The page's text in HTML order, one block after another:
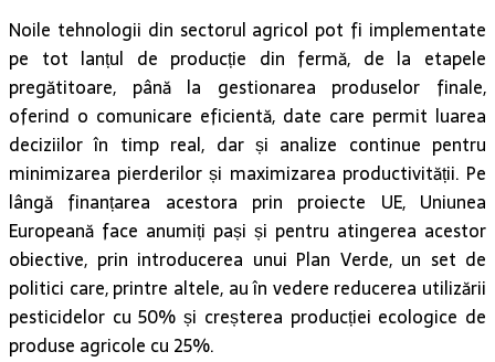
Noile tehnologii din sectorul agricol pot fi implementate
pe tot lanțul de producție din fermă, de la etapele
pregătitoare, până la gestionarea produselor finale,
oferind o comunicare eficientă, date care permit luarea
deciziilor în timp real, dar și analize continue pentru
minimizarea pierderilor și maximizarea productivității. Pe
lângă finanțarea acestora prin proiecte UE, Uniunea
Europeană face anumiți pași și pentru atingerea acestor
obiective, prin introducerea unui Plan Verde, un set de
politici care, printre altele, au în vedere reducerea utilizării
pesticidelor cu 50% și creșterea producției ecologice de
produse agricole cu 25%.